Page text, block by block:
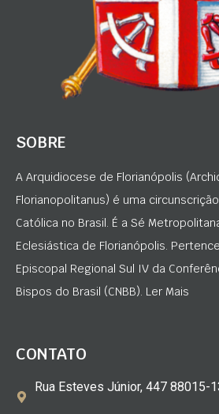
SOBRE
A Arquidiocese de Florianópolis
Florianopolitanus) é uma
Católica no Brasil. É a Sé
Eclesiástica de Florianópolis.
Episcopal Regional Sul IV da
Bispos do Brasil (CNBB). Ler Mais
CONTATO
Rua Esteves Júnior, 447 88015-